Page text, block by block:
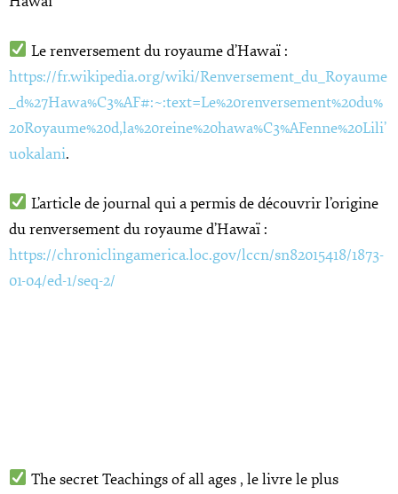
Le renversement du royaume d’Hawaï :
https://fr.wikipedia.org/wiki/Renversement_du_Royaume
_d%27Hawa%C3%AF#:~:text=Le%20renversement%20du%
20Royaume%20d,la%20reine%20hawa%C3%AFenne%20Lili’
uokalani.
L’article de journal qui a permis de découvrir l’origine
du renversement du royaume d’Hawaï :
https://chroniclingamerica.loc.gov/lccn/sn82015418/1873-
01-04/ed-1/seq-2/
The secret Teachings of all ages , le livre le plus